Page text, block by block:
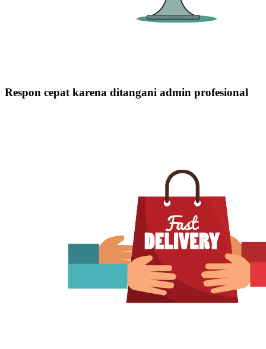
Respon cepat karena ditangani admin profesional